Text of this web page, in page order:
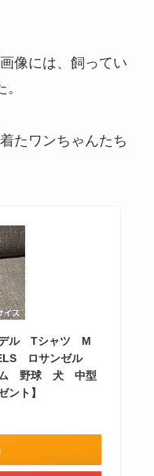
像には、飼ってい
たワンちゃんたち
デル Tシャツ M
ロサンゼル
ム 野球 犬 中型
ト】